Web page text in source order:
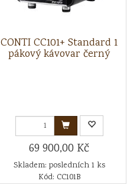
CONTI CC101+ Standard 1
pákový kávovar černý
69 900,00 Kč
Skladem: posledních 1 ks
Kód: CC101B